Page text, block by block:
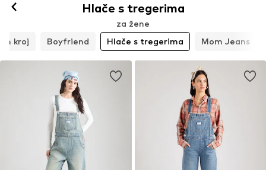
Hlače s tregerima
za žene
kroj
Boyfriend Hlače s tregerima Mom Jeans